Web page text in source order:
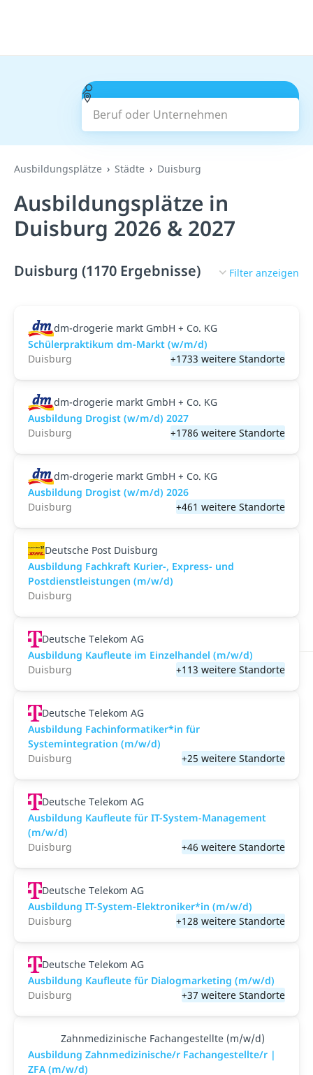
Beruf oder Unternehmen
Suchen
Ausbildungsplätze Städte Duisburg
Ausbildungsplätze in
Duisburg 2026 & 2027
Duisburg (1170 Ergebnisse) Filter anzeigen
dm-drogerie markt GmbH + Co. KG
Schülerpraktikum dm-Markt (w/m/d)
Duisburg
+1733 weitere Standorte
dm-drogerie markt GmbH + Co. KG
Ausbildung Drogist (w/m/d) 2027
Duisburg
+1786 weitere Standorte
dm-drogerie markt GmbH + Co. KG
Ausbildung Drogist (w/m/d) 2026
Duisburg
+461 weitere Standorte
Deutsche Post Duisburg
Ausbildung Fachkraft Kurier-, Express- und
Postdienstleistungen (m/w/d)
Duisburg
Deutsche Telekom AG
Ausbildung Kaufleute im Einzelhandel (m/w/d)
Duisburg
+113 weitere Standorte
Deutsche Telekom AG
Ausbildung Fachinformatiker*in für
Systemintegration (m/w/d)
Duisburg
+25 weitere Standorte
Deutsche Telekom AG
Ausbildung Kaufleute für IT-System-Management
(m/w/d)
Duisburg
+46 weitere Standorte
Deutsche Telekom AG
Ausbildung IT-System-Elektroniker*in (m/w/d)
Duisburg
+128 weitere Standorte
Deutsche Telekom AG
Ausbildung Kaufleute für Dialogmarketing (m/w/d)
Duisburg
+37 weitere Standorte
Zahnmedizinische Fachangestellte (m/w/d)
Ausbildung Zahnmedizinische/r Fachangestellte/r |
ZFA (m/w/d)